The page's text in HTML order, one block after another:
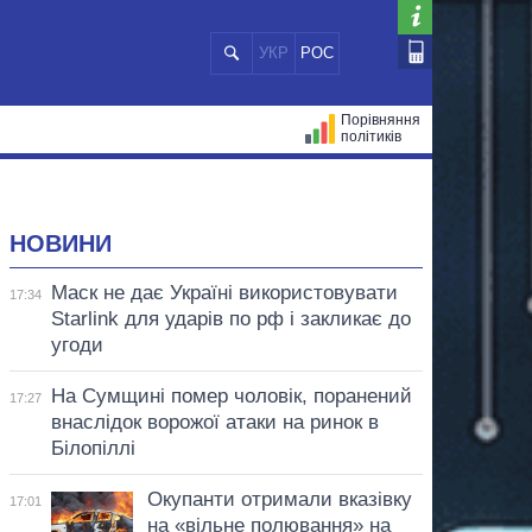
УКР РОС
Порівняння
політиків
НОВИНИ
17:34
Маск не дає Україні використовувати
Starlink для ударів по рф і закликає до
угоди
17:27
На Сумщині помер чоловік, поранений
внаслідок ворожої атаки на ринок в
Білопіллі
17:01
Окупанти отримали вказівку
на «вільне полювання» на